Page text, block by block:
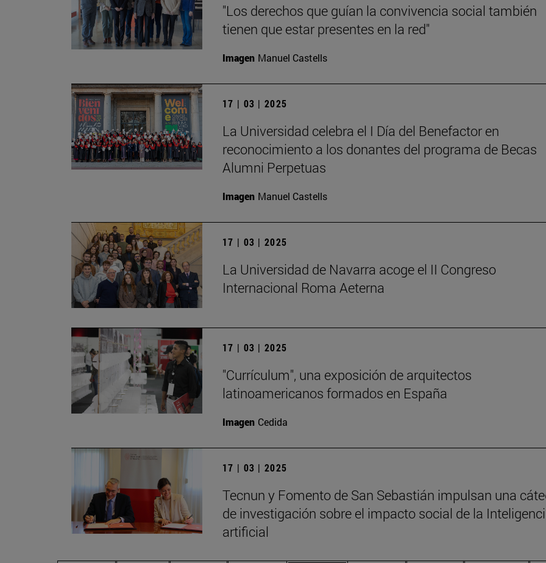
"Los derechos que guían la convivencia social también
tienen que estar presentes en la red"
Imagen Manuel Castells
17 | 03 | 2025
La Universidad celebra el I Día del Benefactor en
reconocimiento a los donantes del programa de Becas
Alumni Perpetuas
Imagen Manuel Castells
17 | 03 | 2025
La Universidad de Navarra acoge el II Congreso
Internacional Roma Aeterna
17 | 03 | 2025
"Currículum", una exposición de arquitectos
latinoamericanos formados en España
Imagen Cedida
17 | 03 | 2025
Tecnun y Fomento de San Sebastián impulsan una
de investigación sobre el impacto social de la
artificial